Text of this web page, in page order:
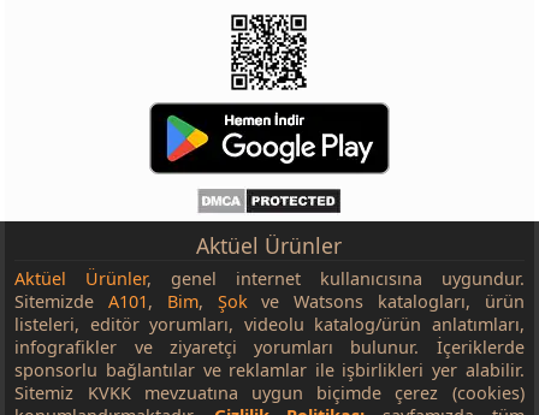
Aktüel Ürünler
Aktüel Ürünler, genel internet kullanıcısına uygundur.
SitemizdeA101, Bim, Şok ve Watsons katalogları, ürün
listeleri, editör yorumları, videolu katalog/ürün anlatımları,
infografikler ve ziyaretçi yorumları bulunur. İçeriklerde
sponsorlu bağlantılar ve reklamlar ile işbirlikleri yer alabilir.
Sitemiz KVKK mevzuatına uygun biçimde çerez (cookies)